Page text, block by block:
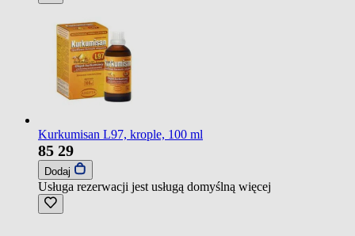
Kurkumisan L97, krople, 100 ml
85 29
Dodaj
Usługa rezerwacji jest usługą domyślną więcej